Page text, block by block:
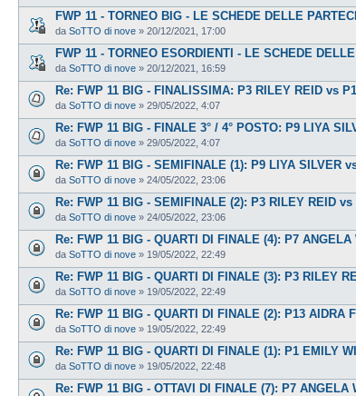
FWP 11 - TORNEO BIG - LE SCHEDE DELLE
da SoTTO di nove » 20/12/2021, 17:00
FWP 11 - TORNEO ESORDIENTI - LE SCHEDE
da SoTTO di nove » 20/12/2021, 16:59
Re: FWP 11 BIG - FINALISSIMA: P3 RILEY REID vs
da SoTTO di nove » 29/05/2022, 4:07
Re: FWP 11 BIG - FINALE 3° / 4° POSTO: P9 LIYA
da SoTTO di nove » 29/05/2022, 4:07
Re: FWP 11 BIG - SEMIFINALE (1): P9 LIYA SILVER
da SoTTO di nove » 24/05/2022, 23:06
Re: FWP 11 BIG - SEMIFINALE (2): P3 RILEY REID
da SoTTO di nove » 24/05/2022, 23:06
Re: FWP 11 BIG - QUARTI DI FINALE (4): P7
da SoTTO di nove » 19/05/2022, 22:49
Re: FWP 11 BIG - QUARTI DI FINALE (3): P3 RILEY
da SoTTO di nove » 19/05/2022, 22:49
Re: FWP 11 BIG - QUARTI DI FINALE (2): P13 AIDRA
da SoTTO di nove » 19/05/2022, 22:49
Re: FWP 11 BIG - QUARTI DI FINALE (1): P1 EMILY
da SoTTO di nove » 19/05/2022, 22:48
Re: FWP 11 BIG - OTTAVI DI FINALE (7): P7 ANGELA